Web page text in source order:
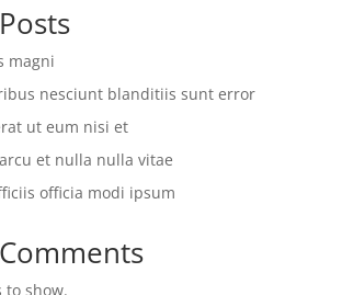
magni
nesciunt blanditiis sunt error
ut eum nisi et
et nulla nulla vitae
officia modi ipsum
to show.